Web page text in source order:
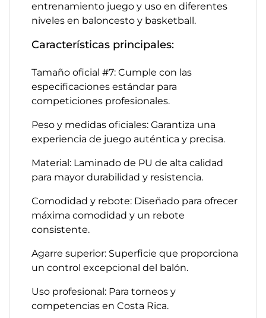
entrenamiento juego y uso en diferentes
niveles en baloncesto y basketball.
Características principales:
Tamaño oficial #7: Cumple con las
especificaciones estándar para
competiciones profesionales.​
Peso y medidas oficiales: Garantiza una
experiencia de juego auténtica y precisa.​
Material: Laminado de PU de alta calidad
para mayor durabilidad y resistencia.​
Comodidad y rebote: Diseñado para ofrecer
máxima comodidad y un rebote
consistente.​
Agarre superior: Superficie que proporciona
un control excepcional del balón.​
Uso profesional: Para torneos y
competencias en Costa Rica.